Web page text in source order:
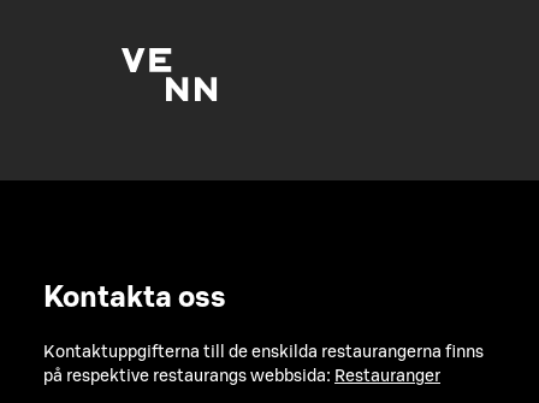
Kontakta oss
Kontaktuppgifterna till de enskilda restaurangerna finns
på respektive restaurangs webbsida: Restauranger